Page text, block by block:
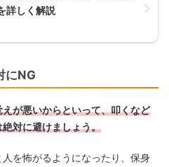
詳しく解説
にNG
が悪いからといって、叩くなど
対に避けましょう。
を怖がるようになったり、保身